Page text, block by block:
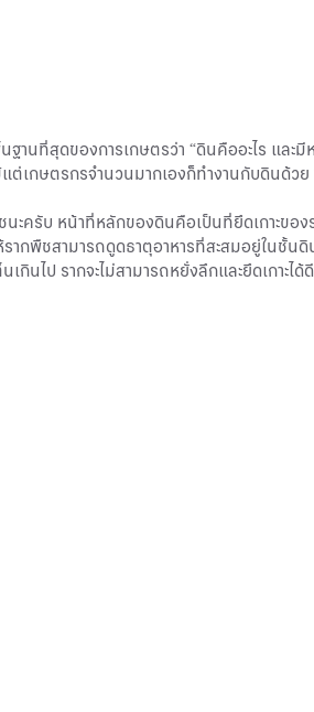
นที่สุดของการเกษตรว่า “ดินคืออะไร และมีห
เกษตรกรจำนวนมากเองก็ทำงานกับดินด้วย
นะครับ หน้าที่หลักของดินคือเป็นที่ยึดเกาะขอ
ากพืชสามารถดูดธาตุอาหารที่สะสมอยู่ในชั้นดิ
กินไป รากจะไม่สามารถหยั่งลึกและยึดเกาะ